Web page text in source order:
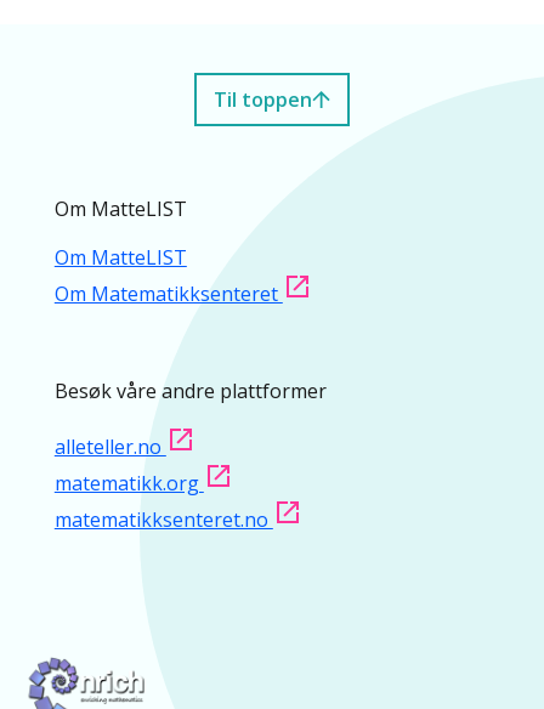
Til toppen
Om MatteLIST
Om MatteLIST
Om Matematikksenteret
Besøk våre andre plattformer
alleteller.no
matematikk.org
matematikksenteret.no